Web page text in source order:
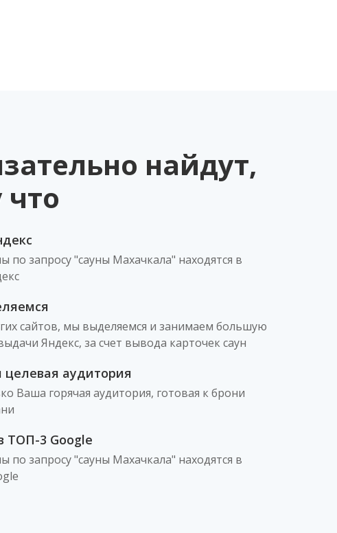
найдут,
по запросу "сауны Махачкала" находятся в
сайтов, мы выделяемся и занимаем большую
Яндекс, за счет вывода карточек саун
аудитория
Ваша горячая аудитория, готовая к брони
ТОП-3 Google
по запросу "сауны Махачкала" находятся в